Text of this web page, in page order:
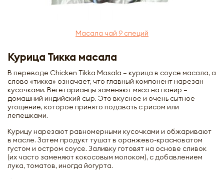
Масала чай 9 специй
Курица Тикка масала
В переводе Chicken Tikka Masala – курица в соусе масала, а
слово «тикка» означает, что главный компонент нарезан
кусочками. Вегетарианцы заменяют мясо на панир –
домашний индийский сыр. Это вкусное и очень сытное
угощение, которое принято подавать с рисом или
лепешками.
Курицу нарезают равномерными кусочками и обжаривают
в масле. Затем продукт тушат в оранжево-красноватом
густом и остром соусе. Заливку готовят на основе сливок
(их часто заменяют кокосовым молоком), с добавлением
лука, томатов, иногда йогурта.